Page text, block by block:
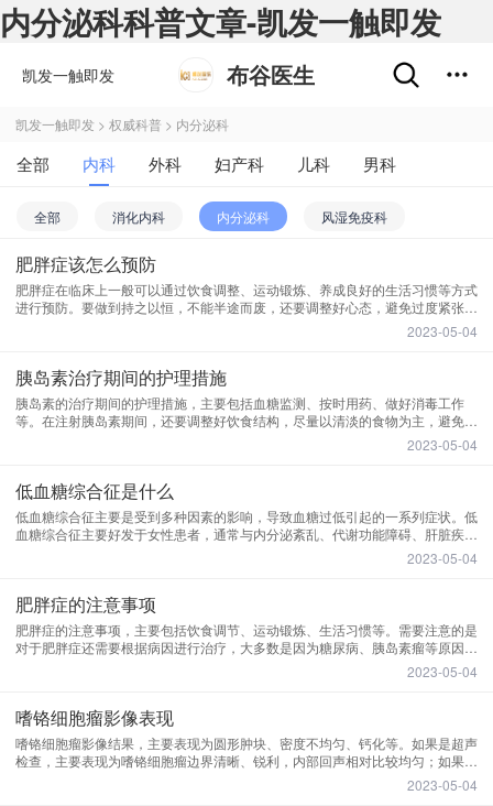
内分泌科科普文章-凯发一触即发
凯发一触即发 布谷医生
凯发一触即发 > 权威科普 > 内分泌科
全部 内科 外科 妇产科 儿科
男科
肿瘤科
五官科 精神心理科 皮肤性病科
医学影像和放射治疗科
全部 消化内科 内分泌科 风湿免疫科
呼吸内科 肾内科
神经内科
肥胖症该怎么预防
肥胖症在临床上一般可以通过饮食调整、运动锻炼、养成良好的生活习惯等方式
进行预防。要做到持之以恒，不能半途而废，还要调整好心态，避免过度紧张、
2023-05-04
胰岛素治疗期间的护理措施
胰岛素的治疗期间的护理措施，主要包括血糖监测、按时用药、做好消毒工作
等。在注射胰岛素期间，还要调整好饮食结构，尽量以清淡的食物为主，避免进
2023-05-04
低血糖综合征是什么
低血糖综合征主要是受到多种因素的影响，导致血糖过低引起的一系列症状。低
血糖综合征主要好发于女性患者，通常与内分泌紊乱、代谢功能障碍、肝脏疾
病、肿瘤等原因有关，期间会导致体内血糖浓度过低，一般会低于正常值
3.36mmol/l。一般会刺激大脑交感神经过度兴奋，导致患者出现多汗、身体无
2023-05-04
肥胖症的注意事项
肥胖症的注意事项，主要包括饮食调节、运动锻炼、生活习惯等。需要注意的是
对于肥胖症还需要根据病因进行治疗，大多数是因为糖尿病、胰岛素瘤等原因造
成，期间还要在医生的指导下搭配药物进行控制，比如盐酸二甲双胍片、阿托伐
2023-05-04
嗜铬细胞瘤影像表现
嗜铬细胞瘤影像结果，主要表现为圆形肿块、密度不均匀、钙化等。如果是超声
检查，主要表现为嗜铬细胞瘤边界清晰、锐利，内部回声相对比较均匀；如果是
磁共振检查，主要表现为信号不均匀，如果有出血的情况，还会出现高信号的表
现；如果是ct检查，主要表现为肿瘤周围出现低密度影，质地不均匀，边界清
2023-05-04